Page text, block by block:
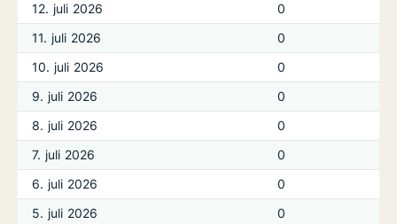
12. juli 2026
0
11. juli 2026
0
10. juli 2026
0
9. juli 2026
0
8. juli 2026
0
7. juli 2026
0
6. juli 2026
0
5. juli 2026
0